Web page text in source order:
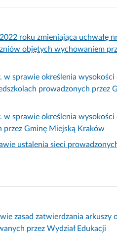
roku zmieniająca uchwałę
objętych wychowaniem
sprawie określenia wysokości
prowadzonych przez
sprawie określenia wysokości
Gminę Miejską Kraków
ustalenia sieci
zasad zatwierdzania arkuszy
przez Wydział Edukacji